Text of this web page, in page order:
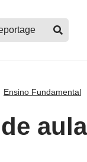
Ensino Fundamental